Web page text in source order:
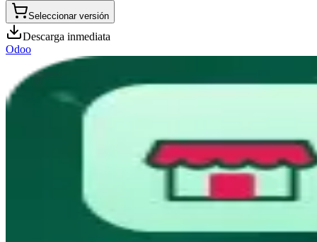
Seleccionar versión
Descarga inmediata
Odoo